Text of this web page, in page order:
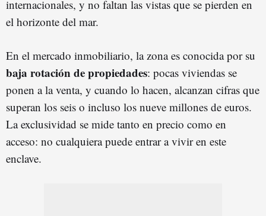
internacionales, y no faltan las vistas que se pierden en
el horizonte del mar.
En el mercado inmobiliario, la zona es conocida por su
baja rotación de propiedades: pocas viviendas se
ponen a la venta, y cuando lo hacen, alcanzan cifras que
superan los seis o incluso los nueve millones de euros.
La exclusividad se mide tanto en precio como en
acceso: no cualquiera puede entrar a vivir en este
enclave.